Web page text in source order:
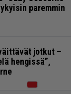
paremmin
jotkut –
hengissä”,